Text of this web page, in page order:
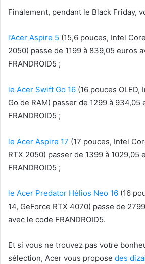
Finalement, pendant le Black Friday,
l’Acer Aspire 5 (15,6 pouces, Intel
2050) passe de 1199 à 839,05 euros
FRANDROID5 ;
le Acer Swift Go 16 (16 pouces
Go de RAM) passer de 1299 à 934,05
FRANDROID5 ;
le Acer Aspire 17 (17 pouces, Intel
RTX 2050) passer de 1399 à 1029,05
FRANDROID5 ;
le Acer Predator Hélios Neo 16 (16
14, GeForce RTX 4070) passe de
avec le code FRANDROID5.
Et si vous ne trouvez pas votre
sélection, Acer vous propose des